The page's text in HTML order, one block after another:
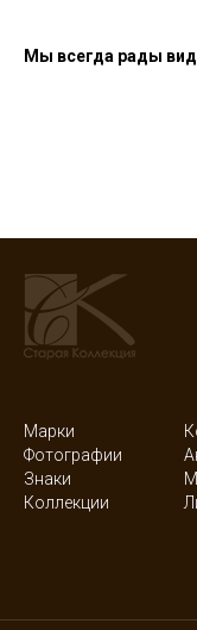
Мы всегда рады
Марки
Фотографии
Знаки
Коллекции